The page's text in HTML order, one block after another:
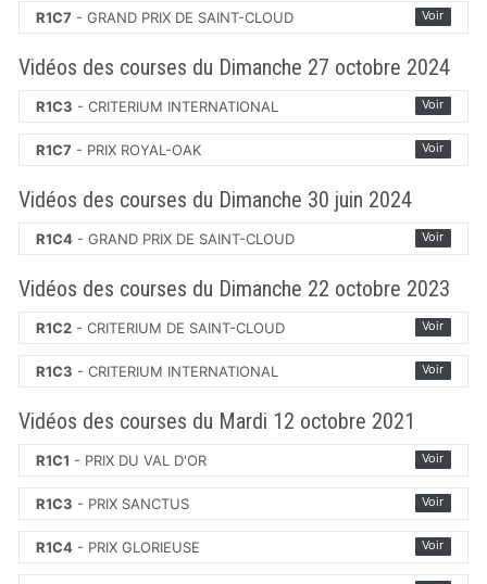
R1C7 - GRAND PRIX DE SAINT-CLOUD Voir
Vidéos des courses du Dimanche 27 octobre 2024
R1C3 - CRITERIUM INTERNATIONAL Voir
R1C7 - PRIX ROYAL-OAK Voir
Vidéos des courses du Dimanche 30 juin 2024
R1C4 - GRAND PRIX DE SAINT-CLOUD Voir
Vidéos des courses du Dimanche 22 octobre 2023
R1C2 - CRITERIUM DE SAINT-CLOUD Voir
R1C3 - CRITERIUM INTERNATIONAL Voir
Vidéos des courses du Mardi 12 octobre 2021
R1C1 - PRIX DU VAL D'OR Voir
R1C3 - PRIX SANCTUS Voir
R1C4 - PRIX GLORIEUSE Voir